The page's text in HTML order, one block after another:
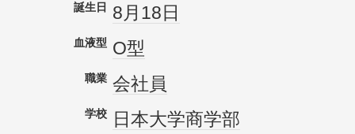
誕生日 8月18日
血液型 O型
職業 会社員
学校 日本大学商学部